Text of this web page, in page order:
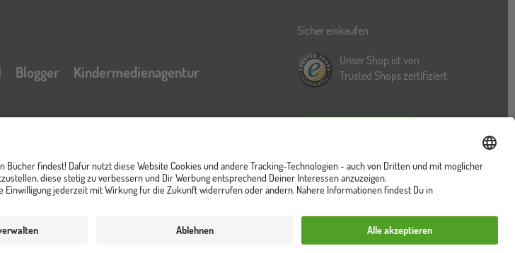
Blogger
Kindermedienagentur
Online Shop Datenschutzerklärung
Cookies
Sicher einkaufen
Unser Shop ist von
Trusted Shops zertifiziert